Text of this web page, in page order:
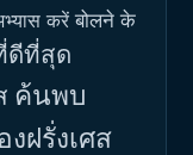
करें बोलने के
ดีที่สุด
ค้นพบ
ฝรั่งเศส